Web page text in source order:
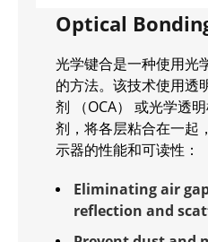
Optical
光学键合是一种使用光
的方法。该技术使用透
剂 （OCA） 或光学透
剂，将各层粘合在一起
示器的性能和可读性：
Eliminating air
reflection and